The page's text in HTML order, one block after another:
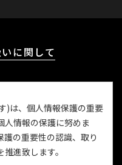
に関して
)は、個人情報保護の重要
人情報の保護に努めま
の重要性の認識、取り
進致します。